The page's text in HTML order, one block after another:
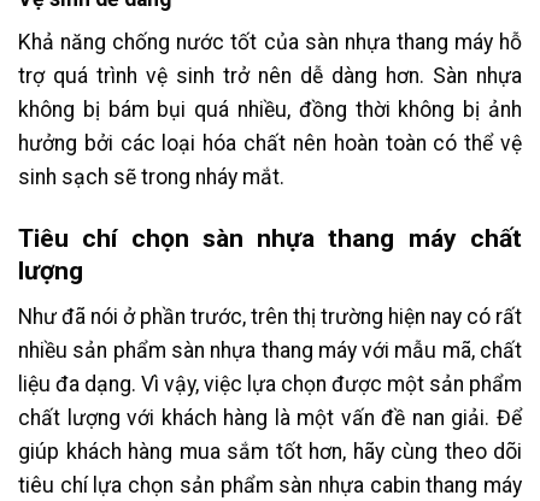
Khả năng chống nước tốt của sàn nhựa thang máy hỗ
trợ quá trình vệ sinh trở nên dễ dàng hơn. Sàn nhựa
không bị bám bụi quá nhiều, đồng thời không bị ảnh
hưởng bởi các loại hóa chất nên hoàn toàn có thể vệ
sinh sạch sẽ trong nháy mắt.
Tiêu chí chọn sàn nhựa thang máy chất
lượng
Như đã nói ở phần trước, trên thị trường hiện nay có rất
nhiều sản phẩm sàn nhựa thang máy với mẫu mã, chất
liệu đa dạng. Vì vậy, việc lựa chọn được một sản phẩm
chất lượng với khách hàng là một vấn đề nan giải. Để
giúp khách hàng mua sắm tốt hơn, hãy cùng theo dõi
tiêu chí lựa chọn sản phẩm sàn nhựa cabin thang máy